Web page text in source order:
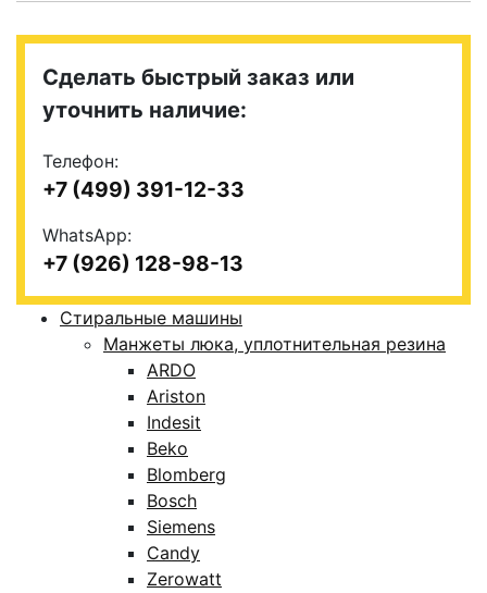
Сделать быстрый заказ или
уточнить наличие:
Телефон:
+7 (499) 391-12-33
WhatsApp:
+7 (926) 128-98-13
Стиральные машины
Манжеты люка, уплотнительная резина
ARDO
Ariston
Indesit
Beko
Blomberg
Bosch
Siemens
Candy
Zerowatt